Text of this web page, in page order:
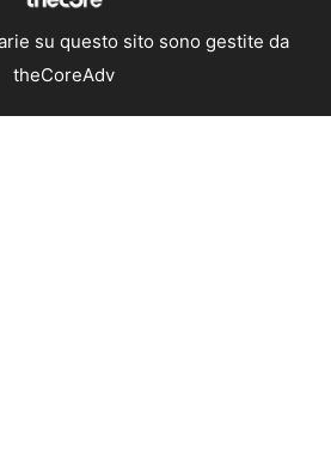
su questo sito sono gestite da
theCoreAdv